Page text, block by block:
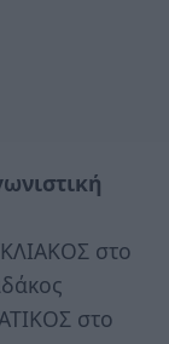
στο
στο